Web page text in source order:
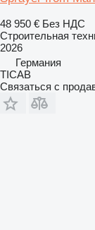
48 950 € Без НДС
Строительная
2026
Германия
TICAB
Связаться с